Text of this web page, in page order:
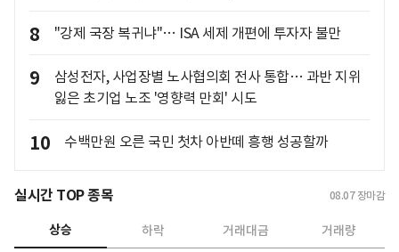
8 "강제 국장 복귀냐"… ISA 세제 개편에 투자자 불만
9
삼성전자, 사업장별 노사협의회 전사 통합… 과반 지위
잃은 초기업 노조 '영향력 만회' 시도
10 수백만원 오른 국민 첫차 아반떼 흥행 성공할까
실시간 TOP 종목 08.07 장마감
상승 하락 거래대금 거래량